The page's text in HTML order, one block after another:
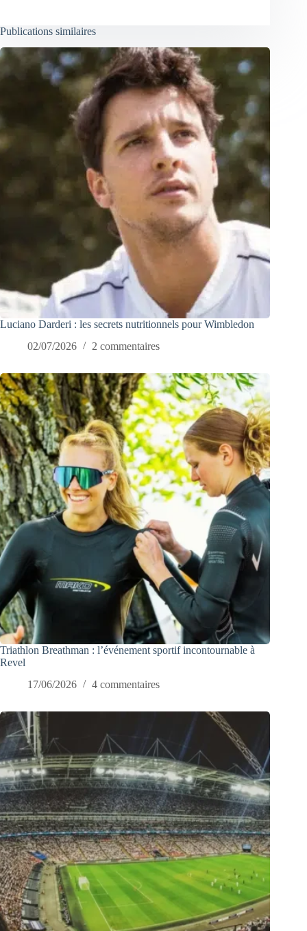
Publications similaires
Luciano Darderi : les secrets nutritionnels pour Wimbledon
02/07/2026
2 commentaires
Triathlon Breathman : l’événement sportif incontournable à
Revel
17/06/2026
4 commentaires